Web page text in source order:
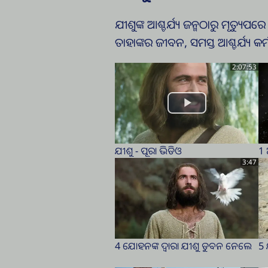
ଯୀଶୁଙ୍କ ଆଶ୍ଚର୍ଯ୍ୟ ଜନ୍ମଠାରୁ
ତାହାଙ୍କର ଜୀବନ, ସମସ୍ତ ଆଶ୍ଚର୍ଯ୍ୟ
2:07:53
ଯୀଶୁ - ପୂରା ଭିଡିଓ 1
3:47
4 ଯୋହନଙ୍କ ଦ୍ୱାରା ଯୀଶୁ ଡୁବନ ନେଲେ 5